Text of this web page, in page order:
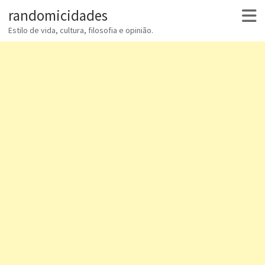
randomicidades
Estilo de vida, cultura, filosofia e opinião.